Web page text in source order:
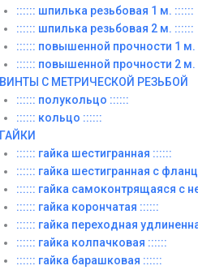
:::::: шпилька резьбовая 1 м. ::::::
:::::: шпилька резьбовая 2 м. ::::::
:::::: повышенной прочности 1 м.
:::::: повышенной прочности 2 м.
ВИНТЫ C МЕТРИЧЕСКОЙ РЕЗЬБОЙ
:::::: полукольцо ::::::
:::::: кольцо ::::::
ГАЙКИ
:::::: гайка шестигранная ::::::
:::::: гайка шестигранная с
:::::: гайка самоконтрящаяся с
:::::: гайка корончатая ::::::
:::::: гайка переходная
:::::: гайка колпачковая ::::::
:::::: гайка барашковая ::::::